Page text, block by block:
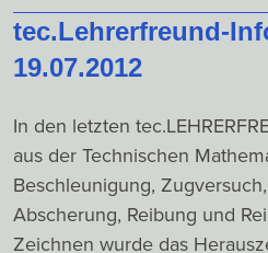
tec.Lehrerfreund-
19.07.2012
In den letzten
aus der Technischen
Beschleunigung,
Abscherung, Reibung und
Zeichnen wurde das